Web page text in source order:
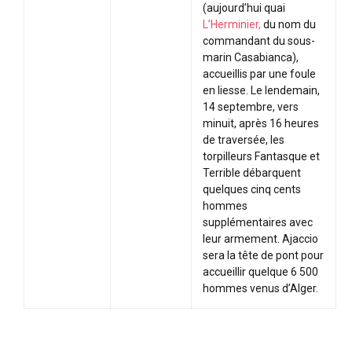
(aujourd’hui quai
L’Herminier, du nom du
commandant du sous-
marin Casabianca),
accueillis par une foule
en liesse. Le lendemain,
14 septembre, vers
minuit, après 16 heures
de traversée, les
torpilleurs Fantasque et
Terrible débarquent
quelques cinq cents
hommes
supplémentaires avec
leur armement. Ajaccio
sera la tête de pont pour
accueillir quelque 6 500
hommes venus d’Alger.